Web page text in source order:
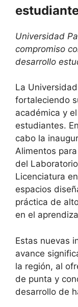
Universidad
compromiso
desarrollo
La
fortaleciendo
académica y
estudiantes.
cabo la
Alimentos
del
Licenciatura
espacios
práctica de
en el
Estas nuevas
avance
la región, al
de punta y
desarrollo de